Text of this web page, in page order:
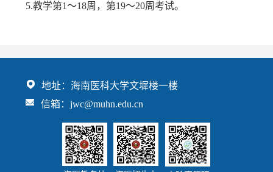
5.教学第1～18周，第19～20周考试。
地址：海南医科大学文墀楼一楼
信箱：jwc@muhn.edu.cn